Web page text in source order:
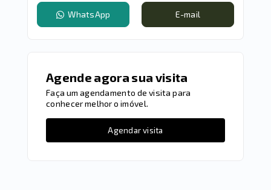
WhatsApp E-mail
Agende agora sua visita
Faça um agendamento de visita para
conhecer melhor o imóvel.
Agendar visita